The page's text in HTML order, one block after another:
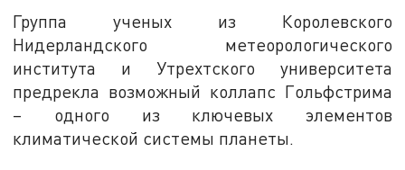
Группа ученых из Королевского
Нидерландского метеорологического
института и Утрехтского университета
предрекла возможный коллапс Гольфстрима
– одного из ключевых элементов
климатической системы планеты.